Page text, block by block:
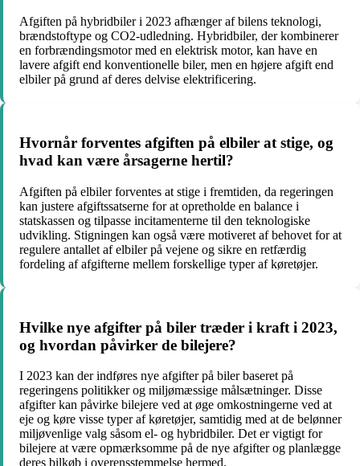
Afgiften på hybridbiler i 2023 afhænger af bilens teknologi,
brændstoftype og CO2-udledning. Hybridbiler, der kombinerer
en forbrændingsmotor med en elektrisk motor, kan have en
lavere afgift end konventionelle biler, men en højere afgift end
elbiler på grund af deres delvise elektrificering.
Hvornår forventes afgiften på elbiler at stige, og
hvad kan være årsagerne hertil?
Afgiften på elbiler forventes at stige i fremtiden, da regeringen
kan justere afgiftssatserne for at opretholde en balance i
statskassen og tilpasse incitamenterne til den teknologiske
udvikling. Stigningen kan også være motiveret af behovet for at
regulere antallet af elbiler på vejene og sikre en retfærdig
fordeling af afgifterne mellem forskellige typer af køretøjer.
Hvilke nye afgifter på biler træder i kraft i 2023,
og hvordan påvirker de bilejere?
I 2023 kan der indføres nye afgifter på biler baseret på
regeringens politikker og miljømæssige målsætninger. Disse
afgifter kan påvirke bilejere ved at øge omkostningerne ved at
eje og køre visse typer af køretøjer, samtidig med at de belønner
miljøvenlige valg såsom el- og hybridbiler. Det er vigtigt for
bilejere at være opmærksomme på de nye afgifter og planlægge
deres bilkøb i overensstemmelse hermed.